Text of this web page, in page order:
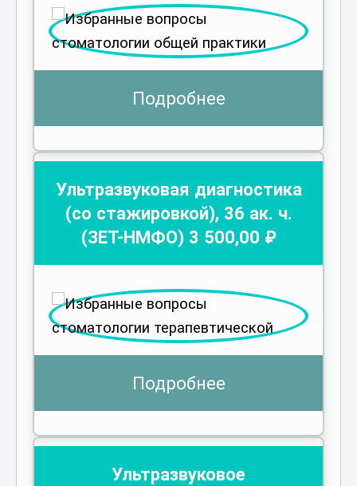
Подробнее
Ультразвуковая диагностика
(со стажировкой), 36 ак. ч.
(ЗЕТ-НМФО) 3 500,00 ₽
Подробнее
Ультразвуковое